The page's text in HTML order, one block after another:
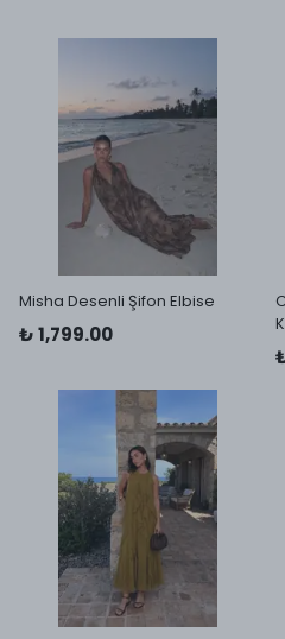
Misha Desenli Şifon Elbise
₺ 1,799.00